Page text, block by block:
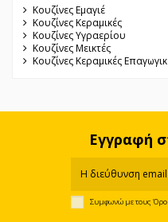
Κουζίνες Εμαγιέ
Κουζίνες Κεραμικές
Κουζίνες Υγραερίου
Κουζίνες Μεικτές
Κουζίνες Κεραμικές
Εγγραφή
Συμφωνώ με τους